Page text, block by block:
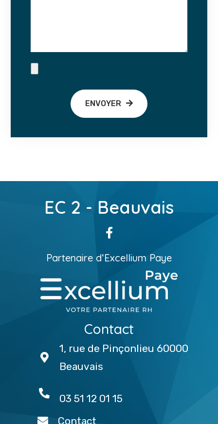
ENVOYER
EC 2 - Beauvais
Partenaire d‘Excellium Paye
Contact
1, rue de Pinçonlieu 60000
Beauvais
03 51 12 01 15
Contact